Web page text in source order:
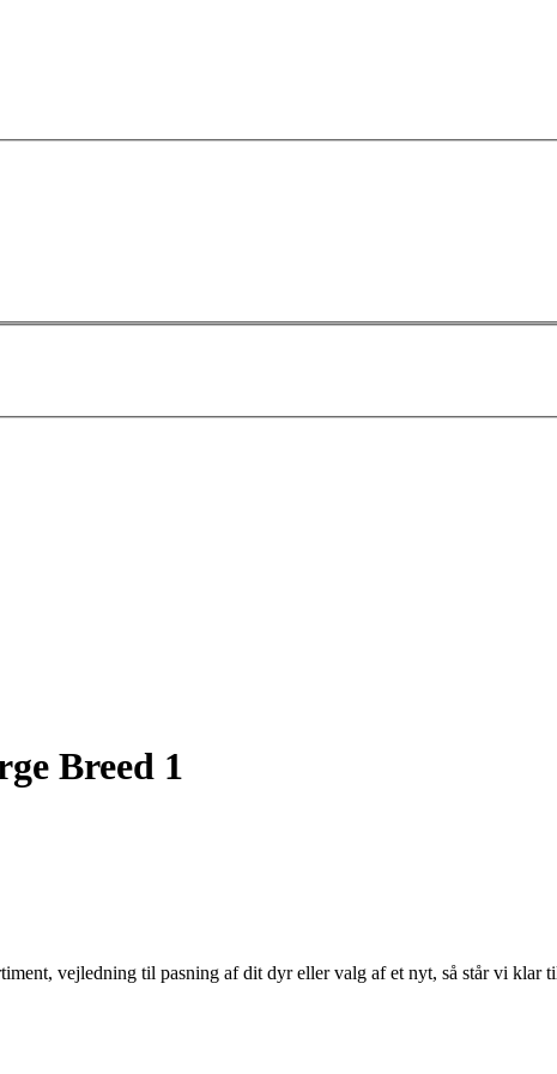
Breed 1
vejledning til pasning af dit dyr eller valg af et nyt, så står vi